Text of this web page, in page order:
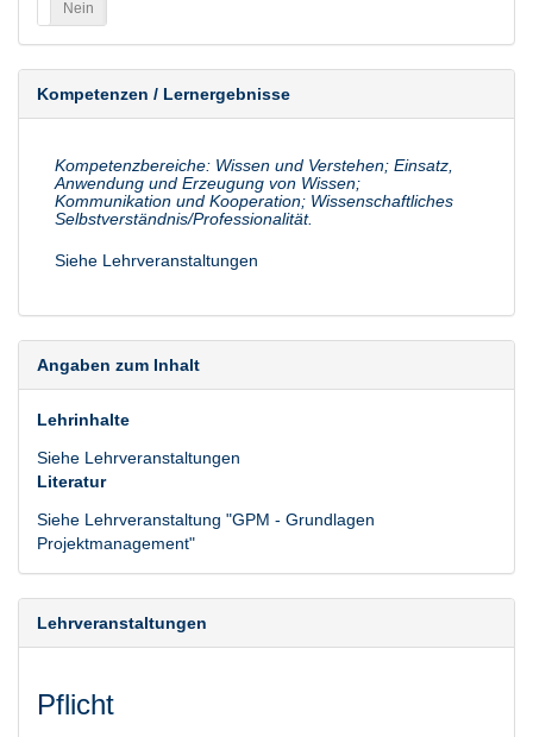
Nein
Kompetenzen / Lernergebnisse
Kompetenzbereiche: Wissen und Verstehen; Einsatz,
Anwendung und Erzeugung von Wissen;
Kommunikation und Kooperation; Wissenschaftliches
Selbstverständnis/Professionalität.
Siehe Lehrveranstaltungen
Angaben zum Inhalt
Lehrinhalte
Siehe Lehrveranstaltungen
Literatur
Siehe Lehrveranstaltung "GPM - Grundlagen
Projektmanagement"
Lehrveranstaltungen
Pflicht